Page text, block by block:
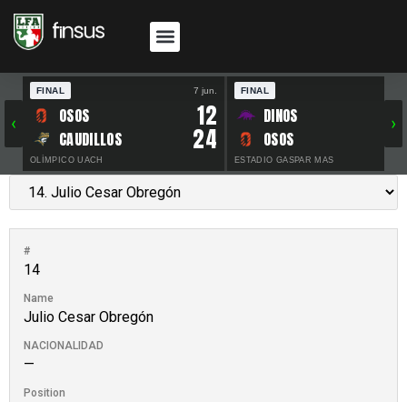
‹
FINAL 7 jun.
OSOS 12
CAUDILLOS 24
OLÍMPICO UACH
FINAL
DINOS
OSOS
ESTADIO GASPAR MAS
›
#
14
Name
Julio Cesar Obregón
NACIONALIDAD
—
Position